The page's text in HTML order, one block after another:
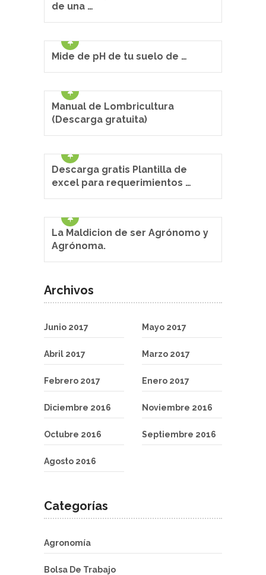
de una …
Mide de pH de tu suelo de …
Manual de Lombricultura
(Descarga gratuita)
Descarga gratis Plantilla de
excel para requerimientos …
La Maldicion de ser Agrónomo y
Agrónoma.
Archivos
Junio 2017 Mayo 2017
Abril 2017 Marzo 2017
Febrero 2017 Enero 2017
Diciembre 2016 Noviembre 2016
Octubre 2016 Septiembre 2016
Agosto 2016
Categorías
Agronomía
Bolsa De Trabajo